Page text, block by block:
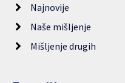
Najnovije
Naše mišljenje
Mišljenje drugih